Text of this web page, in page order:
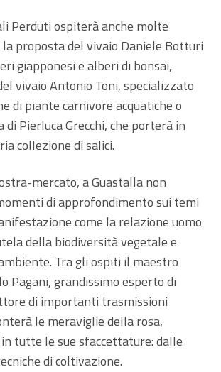
Perduti ospiterà anche molte
la proposta del vivaio Daniele Botturi
giapponesi e alberi di bonsai,
vivaio Antonio Toni, specializzato
di piante carnivore acquatiche o
di Pierluca Grecchi, che porterà in
collezione di salici.
mercato, a Guastalla non
di approfondimento sui temi
come la relazione uomo
della biodiversità vegetale e
Tra gli ospiti il maestro
Pagani, grandissimo esperto di
di importanti trasmissioni
le meraviglie della rosa,
tutte le sue sfaccettature: dalle
di coltivazione.